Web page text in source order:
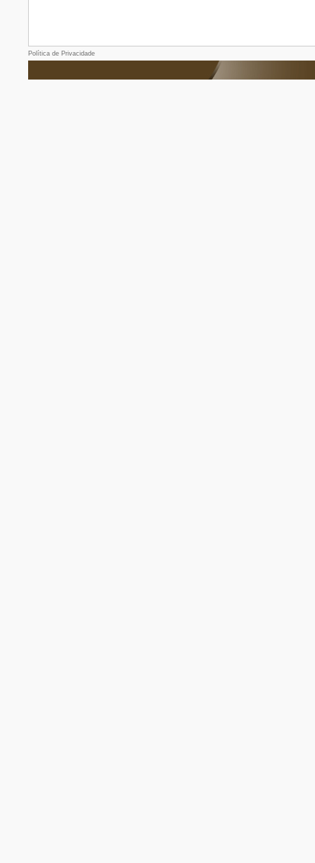
Política de Privacidade